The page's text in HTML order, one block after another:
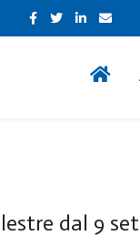
dal 9